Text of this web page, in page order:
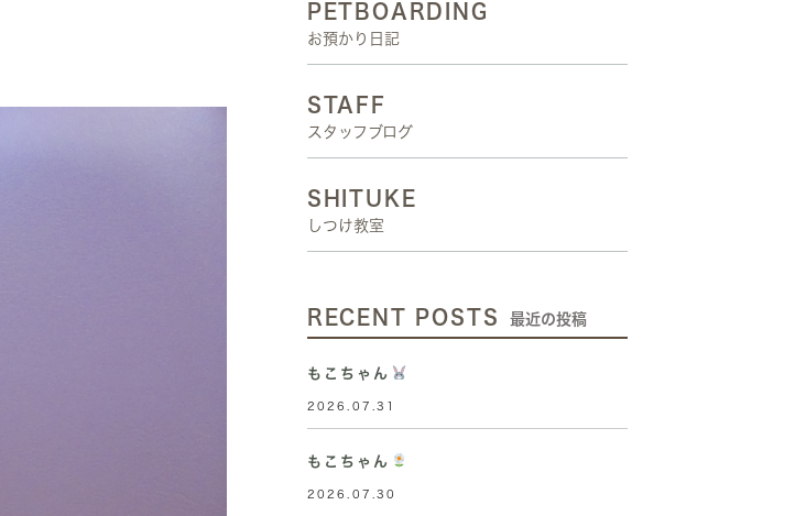
PETBOARDING
お預かり日記
STAFF
スタッフブログ
SHITUKE
しつけ教室
RECENT POSTS 最近の投稿
もこちゃん
2026.07.31
もこちゃん
2026.07.30